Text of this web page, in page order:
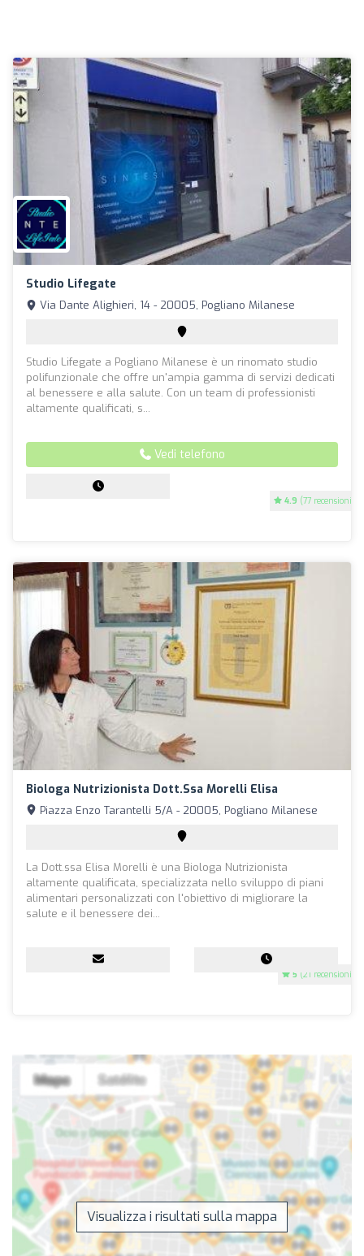
Studio Lifegate
4.9 (77 recensioni)
Via Dante Alighieri, 14 - 20005, Pogliano Milanese
Studio Lifegate a Pogliano Milanese è un rinomato studio
polifunzionale che offre un'ampia gamma di servizi dedicati
al benessere e alla salute. Con un team di professionisti
altamente qualificati, s...
Vedi telefono
Biologa Nutrizionista Dott.ssa Morelli Elisa
5 (21 recensioni)
Piazza Enzo Tarantelli 5/A - 20005, Pogliano Milanese
La Dott.ssa Elisa Morelli è una Biologa Nutrizionista
altamente qualificata, specializzata nello sviluppo di piani
alimentari personalizzati con l'obiettivo di migliorare la
salute e il benessere dei...
Visualizza i risultati sulla mappa